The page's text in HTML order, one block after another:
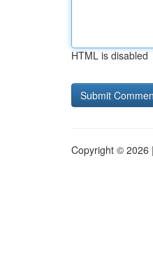
HTML is disabled
Copyright © 2026 |